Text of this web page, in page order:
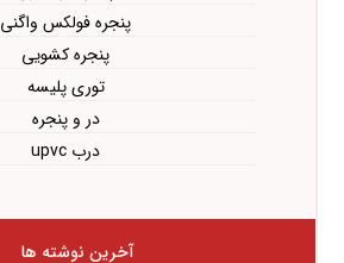
پنجره فولکس واگنی
پنجره کشویی
توری پلیسه
در و پنجره
درب upvc
آخرین نوشته ها